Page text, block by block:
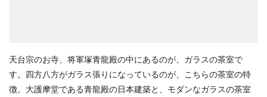
天台宗のお寺、将軍塚青龍殿の中にあるのが、ガラスの茶室で
す。四方八方がガラス張りになっているのが、こちらの茶室の特
徴。大護摩堂である青龍殿の日本建築と、モダンなガラスの茶室